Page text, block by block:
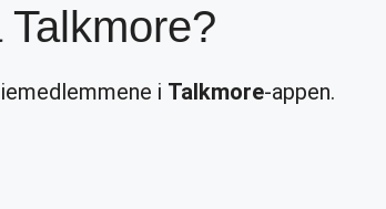
i Talkmore-appen.